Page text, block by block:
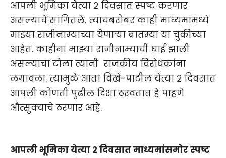
आपली भूमिका येत्या २ दिवसात स्पष्ट करणार
असल्याचे सांगितले. त्याचबरोबर काही माध्यमांमध्ये
माझ्या राजीनाम्याच्या येणाऱ्या बातम्या या चुकीच्या
आहेत. काहींना माझ्या राजीनाम्याची घाई झाली
असल्याचा टोला त्यांनी राजकीय विरोधकांना
लगावला. त्यामुळे आता विखे-पाटील येत्या २ दिवसात
आपली कोणती पुढील दिशा ठरवतात हे पाहणे
औत्सुक्याचे ठरणार आहे.
आपली भूमिका येत्या २ दिवसात माध्यमांसमोर स्पष्ट